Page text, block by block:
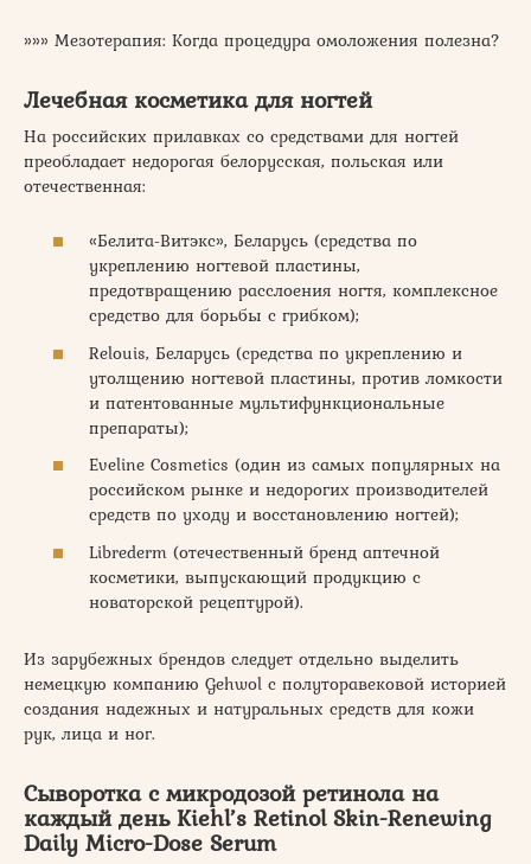
»»» Мезотерапия: Когда процедура омоложения полезна?
Лечебная косметика для ногтей
На российских прилавках со средствами для ногтей
преобладает недорогая белорусская, польская или
отечественная:
«Белита-Витэкс», Беларусь (средства по
укреплению ногтевой пластины,
предотвращению расслоения ногтя, комплексное
средство для борьбы с грибком);
Relouis, Беларусь (средства по укреплению и
утолщению ногтевой пластины, против ломкости
и патентованные мультифункциональные
препараты);
Eveline Cosmetics (один из самых популярных на
российском рынке и недорогих производителей
средств по уходу и восстановлению ногтей);
Librederm (отечественный бренд аптечной
косметики, выпускающий продукцию с
новаторской рецептурой).
Из зарубежных брендов следует отдельно выделить
немецкую компанию Gehwol с полуторавековой историей
создания надежных и натуральных средств для кожи
рук, лица и ног.
Сыворотка с микродозой ретинола на
каждый день Kiehl’s Retinol Skin-Renewing
Daily Micro-Dose Serum